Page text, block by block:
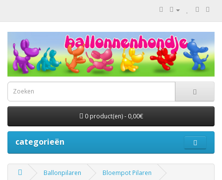
0 product(en) - 0,00€
categorieën
Ballonpilaren Bloempot Pilaren